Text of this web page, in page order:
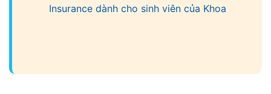
Insurance dành cho sinh viên của Khoa